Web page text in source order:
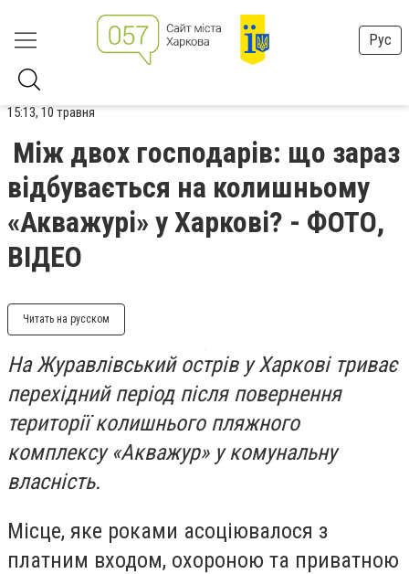
Рус
15:13, 10 травня
Між двох господарів: що зараз
відбувається на колишньому
«Акважурі» у Харкові? - ФОТО,
ВІДЕО
Читать на русском
На Журавлівський острів у Харкові триває
перехідний період після повернення
території колишнього пляжного
комплексу «Акважур» у комунальну
власність.
Місце, яке роками асоціювалося з
платним входом, охороною та приватною